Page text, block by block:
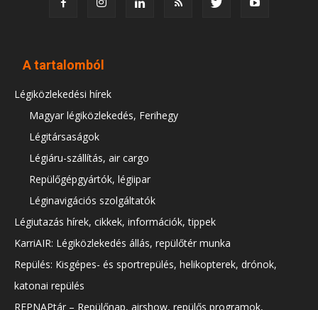
A tartalomból
Légiközlekedési hírek
Magyar légiközlekedés, Ferihegy
Légitársaságok
Légiáru-szállítás, air cargo
Repülőgépgyártók, légiipar
Léginavigációs szolgáltatók
Légiutazás hírek, cikkek, információk, tippek
KarriAIR: Légiközlekedés állás, repülőtér munka
Repülés: Kisgépes- és sportrepülés, helikopterek, drónok,
katonai repülés
REPNAPtár – Repülőnap, airshow, repülős programok,